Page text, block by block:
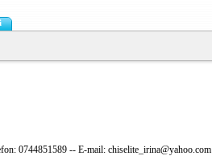
0744851589 -- E-mail: chiselite_irina@yahoo.com